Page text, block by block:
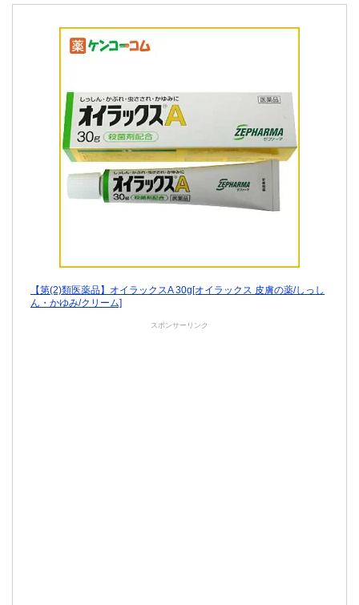
【第(2)類医薬品】オイラックスA 30g[オイラックス 皮膚の薬/しっし
ん・かゆみ/クリーム]
スポンサーリンク